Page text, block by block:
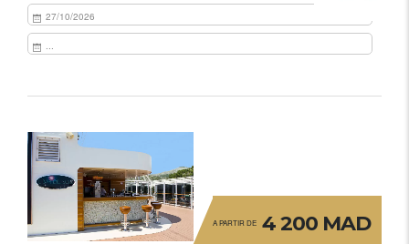
27/10/2026
...
A PARTIR DE 4 200 MAD